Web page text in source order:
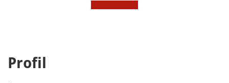
Profil